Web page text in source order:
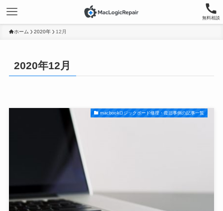
無料相談
ホーム 2020年 12月
2020年12月
macbookロジックボード修理・復旧事例の記事一覧